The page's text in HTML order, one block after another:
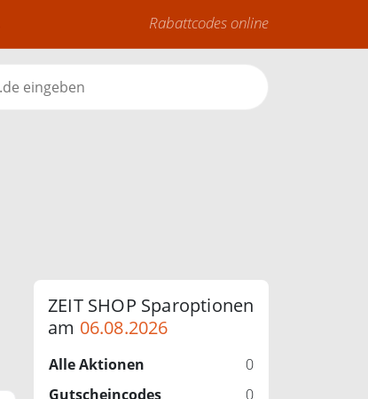
Rabattcodes online
ZEIT SHOP Sparoptionen
am 06.08.2026
Alle Aktionen
0
Gutscheincodes
0